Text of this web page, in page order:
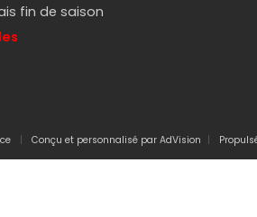
fin de saison
Conçu et personnalisé par AdVision